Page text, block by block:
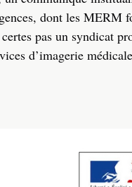
dont les
pas un syndicat
d’imagerie